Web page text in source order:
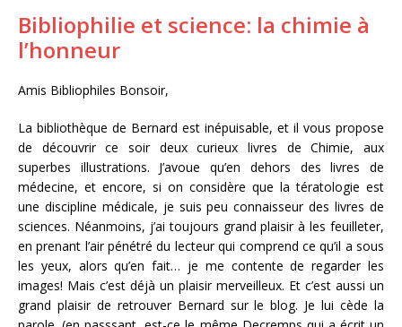
Bibliophilie et science: la chimie à
l’honneur
Amis Bibliophiles Bonsoir,
La bibliothèque de Bernard est inépuisable, et il vous propose
de découvrir ce soir deux curieux livres de Chimie, aux
superbes illustrations. J’avoue qu’en dehors des livres de
médecine, et encore, si on considère que la tératologie est
une discipline médicale, je suis peu connaisseur des livres de
sciences. Néanmoins, j’ai toujours grand plaisir à les feuilleter,
en prenant l’air pénétré du lecteur qui comprend ce qu’il a sous
les yeux, alors qu’en fait… je me contente de regarder les
images! Mais c’est déjà un plaisir merveilleux. Et c’est aussi un
grand plaisir de retrouver Bernard sur le blog. Je lui cède la